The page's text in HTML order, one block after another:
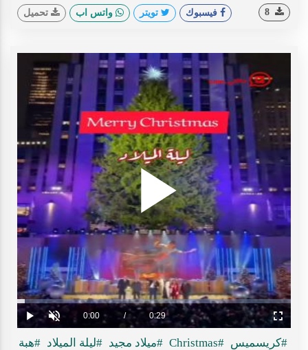
فيسبوك تويتر واتس اب تحميل
Play
Play Unmute Current
Time
0:00 / Duration
0:29
Loaded:
0%
Progress:
0%
Fullscreen
#كريسميس #Christmas #ميلاد مجيد #ليلة الميلاد #هبة